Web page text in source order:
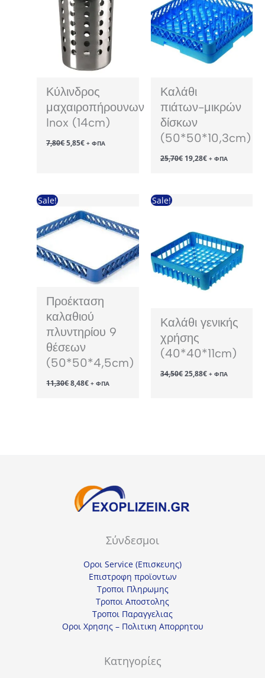
Κύλινδρος
μαχαιροπήρουνων
Inox (14cm)
7,80€Original
price
5,85€Η+ ΦΠΑ
Καλάθι
πιάτων-μικρών
δίσκων
(50*50*10,3cm)
25,70€ Original
price
19,28€Η+ ΦΠΑ
Sale!
Προέκταση
καλαθιού
πλυντηρίου 9
θέσεων
(50*50*4,5cm)
11,30€Original
price
8,48€Η+ ΦΠΑ
Sale!
Καλάθι γενικής
χρήσης
(40*40*11cm)
34,50€Original
price
25,88€Η+ ΦΠΑ
Σύνδεσμοι
Οροι Service (Επισκευης)
Επιστροφη προϊοντων
Τροποι Πληρωμης
Τροποι Αποστολης
Τροποι Παραγγελιας
Οροι Χρησης – Πολιτικη Απορρητου
Κατηγορίες